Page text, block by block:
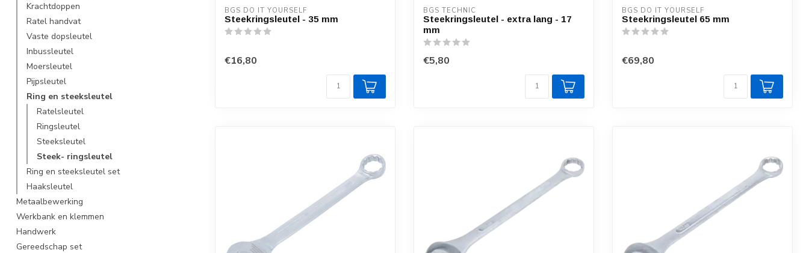
Krachtdoppen
Ratel handvat
Vaste dopsleutel
Inbussleutel
Moersleutel
Pijpsleutel
Ring en steeksleutel
Ratelsleutel
Ringsleutel
Steeksleutel
Steek- ringsleutel
Ring en steeksleutel set
Haaksleutel
Metaalbewerking
Werkbank en klemmen
Handwerk
Gereedschap set
BGS DO IT YOURSELF
Steekringsleutel - 35 mm
€16,80
BGS TECHNIC
Steekringsleutel - extra lang - 17
mm
€5,80
BGS DO IT YOURSELF
Steekringsleutel 65 mm
€69,80